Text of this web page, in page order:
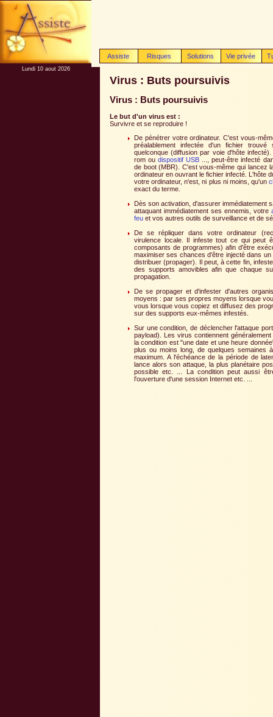
Assiste Risques Solutions Vie privée
Lundi 10 aout 2026
Virus : Buts poursuivis
Virus : Buts poursuivis
Le but d'un virus est :
Survivre et se reproduire !
De pénétrer votre ordinateur. C'est vous-
préalablement infectée d'un fichier
quelconque (diffusion par voie d'hôte
rom oudispositif USB ..., peut-être infecté
de boot (MBR). C'est vous-même qui lancez
ordinateur en ouvrant le fichier infecté. L'hôte
votre ordinateur, n'est, ni plus ni moins, qu'un
exact du terme.
Dès son activation, d'assurer immédiatement
attaquant immédiatement ses ennemis, votre
feu et vos autres outils de surveillance et de
De se répliquer dans votre ordinateur
virulence locale. Il infeste tout ce qui peut
composants de programmes) afin d'être
maximiser ses chances d'être injecté dans
distribuer (propager). Il peut, à cette fin,
des supports amovibles afin que chaque
propagation.
De se propager et d'infester d'autres
moyens : par ses propres moyens lorsque
vous lorsque vous copiez et diffusez des
sur des supports eux-mêmes infestés.
Sur une condition, de déclencher l'attaque
payload). Les virus contiennent
la condition est "une date et une heure
plus ou moins long, de quelques semaines
maximum. A l'échéance de la période de
lance alors son attaque, la plus planétaire
possible etc. ... La condition peut aussi
l'ouverture d'une session Internet etc. ...